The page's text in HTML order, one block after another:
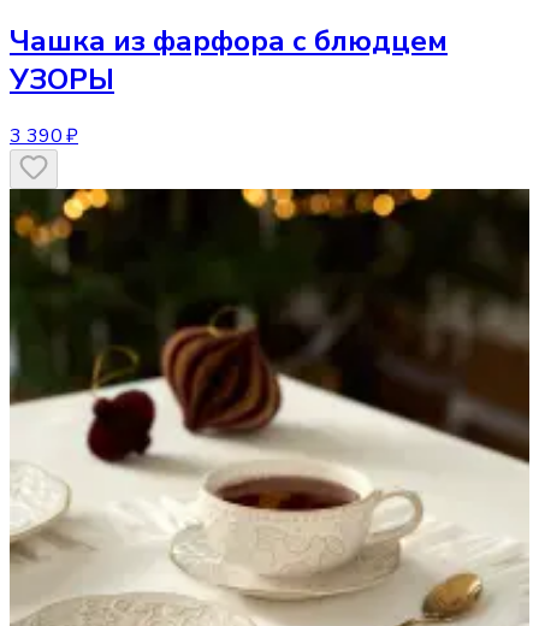
Чашка из фарфора с блюдцем
УЗОРЫ
3 390 ₽